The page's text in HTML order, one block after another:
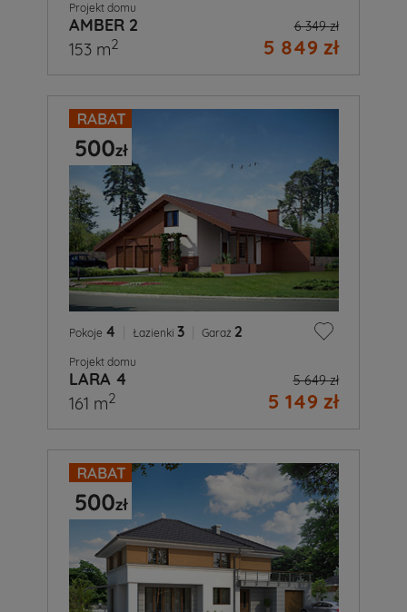
Projekt domu
AMBER 2 6 349 zł
5 849 zł
153 m2
Pokoje 4 Łazienki 3 Garaż 2
Projekt domu
LARA 4 5 649 zł
5 149 zł
161 m2